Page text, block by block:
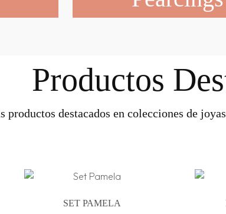
Productos
productos destacados en colecciones de
SET PAMELA